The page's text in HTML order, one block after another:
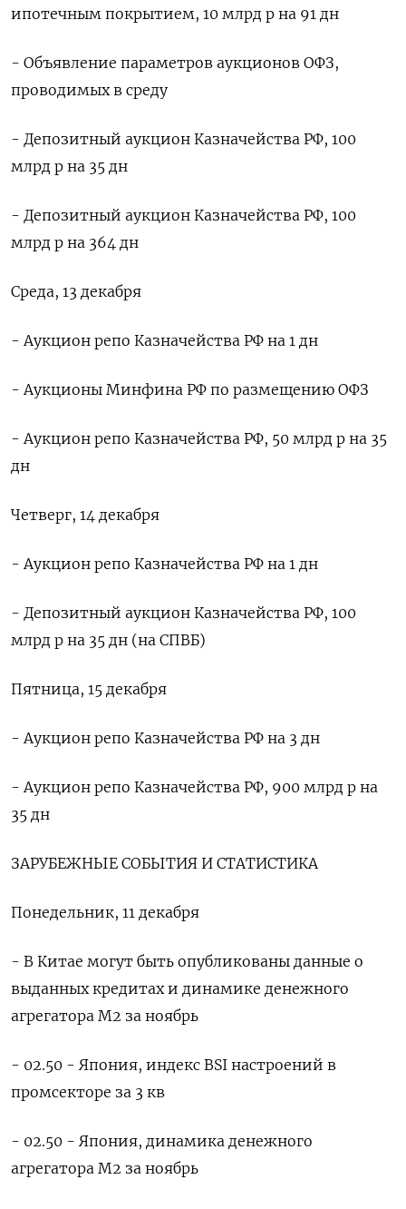
ипотечным покрытием, 10 млрд р на 91 дн
- Объявление параметров аукционов ОФЗ,
проводимых в среду
- Депозитный аукцион Казначейства РФ, 100
млрд р на 35 дн
- Депозитный аукцион Казначейства РФ, 100
млрд р на 364 дн
Среда, 13 декабря
- Аукцион репо Казначейства РФ на 1 дн
- Аукционы Минфина РФ по размещению ОФЗ
- Аукцион репо Казначейства РФ, 50 млрд р на 35
дн
Четверг, 14 декабря
- Аукцион репо Казначейства РФ на 1 дн
- Депозитный аукцион Казначейства РФ, 100
млрд р на 35 дн (на СПВБ)
Пятница, 15 декабря
- Аукцион репо Казначейства РФ на 3 дн
- Аукцион репо Казначейства РФ, 900 млрд р на
35 дн
ЗАРУБЕЖНЫЕ СОБЫТИЯ И СТАТИСТИКА
Понедельник, 11 декабря
- В Китае могут быть опубликованы данные о
выданных кредитах и динамике денежного
агрегатора М2 за ноябрь
- 02.50 - Япония, индекс BSI настроений в
промсекторе за 3 кв
- 02.50 - Япония, динамика денежного
агрегатора М2 за ноябрь